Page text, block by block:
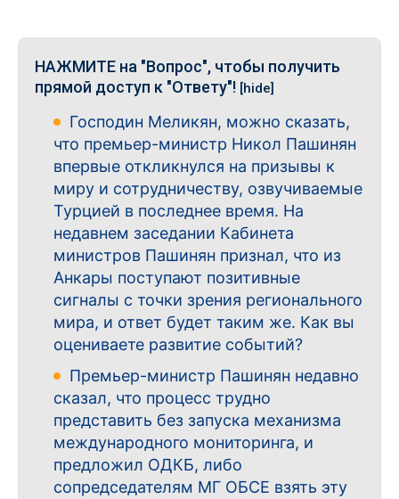
НАЖМИТЕ на "Вопрос", чтобы получить
прямой доступ к "Ответу"! [hide]
Господин Меликян, можно сказать,
что премьер-министр Никол Пашинян
впервые откликнулся на призывы к
миру и сотрудничеству, озвучиваемые
Турцией в последнее время. На
недавнем заседании Кабинета
министров Пашинян признал, что из
Анкары поступают позитивные
сигналы с точки зрения регионального
мира, и ответ будет таким же. Как вы
оцениваете развитие событий?
Премьер-министр Пашинян недавно
сказал, что процесс трудно
представить без запуска механизма
международного мониторинга, и
предложил ОДКБ, либо
сопредседателям МГ ОБСЕ взять эту